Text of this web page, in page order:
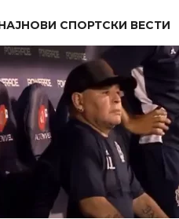
СПОРТСКИ ВЕСТИ